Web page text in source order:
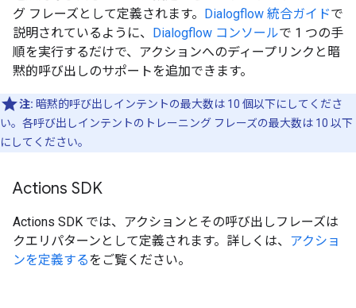
グ フレーズとして定義されます。 Dialogflow 統合ガイドで
説明されているように、 Dialogflow コンソールで 1 つの手
順を実行するだけで、アクションへのディープリンクと暗
黙的呼び出しのサポートを追加できます。
注: 暗黙的呼び出しインテントの最大数は 10 個以下にしてくださ
い。各呼び出しインテントのトレーニング フレーズの最大数は 10 以下
にしてください。
Actions SDK
Actions SDK では、アクションとその呼び出しフレーズは
クエリパターンとして定義されます。詳しくは、 アクショ
ンを定義するをご覧ください。